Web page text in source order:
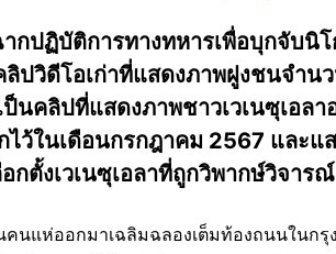
กปฏิบัติการทางทหารเพื่อบุกจับนิ
ปวิดีโอเก่าที่แสดงภาพฝูงชนจำน
ป็นคลิปที่แสดงภาพชาวเวเนซุเอล
ว้ในเดือนกรกฎาคม 2567 และ
กตั้งเวเนซุเอลาที่ถูกวิพากษ์วิจาร
คนแห่ออกมาเฉลิมฉลองเต็มท้องถนนในก